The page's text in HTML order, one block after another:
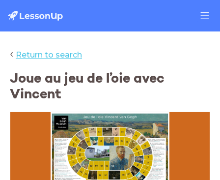
‹ Return to search
Joue au jeu de l’oie avec
Vincent